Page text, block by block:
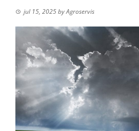
jul 15, 2025byAgroservis